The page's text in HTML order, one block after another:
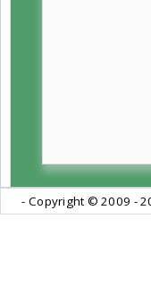
- Copyright © 2009 -